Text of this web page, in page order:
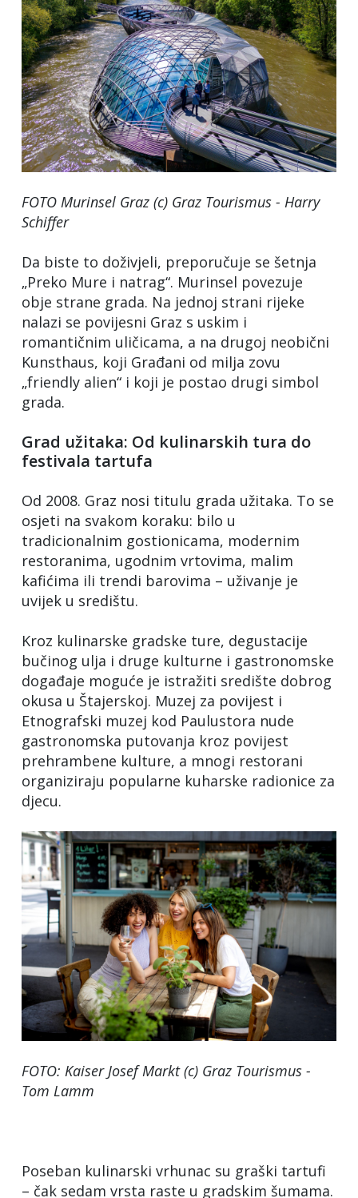
FOTO Murinsel Graz (c) Graz Tourismus - Harry
Schiffer
Da biste to doživjeli, preporučuje se šetnja
„Preko Mure i natrag“. Murinsel povezuje
obje strane grada. Na jednoj strani rijeke
nalazi se povijesni Graz s uskim i
romantičnim uličicama, a na drugoj neobični
Kunsthaus, koji Građani od milja zovu
„friendly alien“ i koji je postao drugi simbol
grada.
Grad užitaka: Od kulinarskih tura do
festivala tartufa
Od 2008. Graz nosi titulu grada užitaka. To se
osjeti na svakom koraku: bilo u
tradicionalnim gostionicama, modernim
restoranima, ugodnim vrtovima, malim
kafićima ili trendi barovima – uživanje je
uvijek u središtu.
Kroz kulinarske gradske ture, degustacije
bučinog ulja i druge kulturne i gastronomske
događaje moguće je istražiti središte dobrog
okusa u Štajerskoj. Muzej za povijest i
Etnografski muzej kod Paulustora nude
gastronomska putovanja kroz povijest
prehrambene kulture, a mnogi restorani
organiziraju popularne kuharske radionice za
djecu.
FOTO: Kaiser Josef Markt (c) Graz Tourismus -
Tom Lamm
Poseban kulinarski vrhunac su graški tartufi
– čak sedam vrsta raste u gradskim šumama.